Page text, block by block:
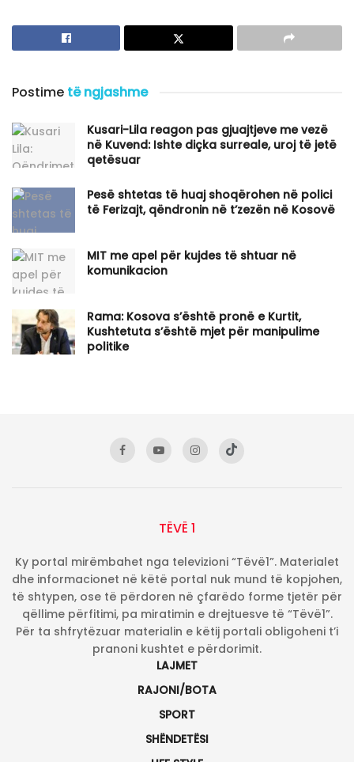
Postime të ngjashme
Kusari-Lila reagon pas gjuajtjeve me vezë
në Kuvend: Ishte diçka surreale, uroj të jetë
qetësuar
Pesë shtetas të huaj shoqërohen në polici
të Ferizajt, qëndronin në t’zezën në Kosovë
MIT me apel për kujdes të shtuar në
komunikacion
Rama: Kosova s’është pronë e Kurtit,
Kushtetuta s’është mjet për manipulime
politike
TËVË 1
Ky portal mirëmbahet nga televizioni “Tëvë1”. Materialet
dhe informacionet në këtë portal nuk mund të kopjohen,
të shtypen, ose të përdoren në çfarëdo forme tjetër për
qëllime përfitimi, pa miratimin e drejtuesve të “Tëvë1”.
Për ta shfrytëzuar materialin e këtij portali obligoheni t’i
pranoni kushtet e përdorimit.
LAJMET
RAJONI/BOTA
SPORT
SHËNDETËSI